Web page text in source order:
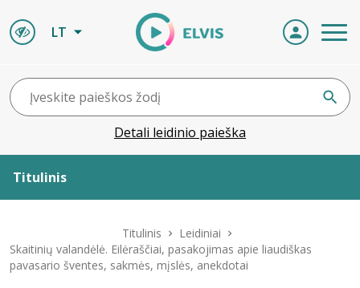
LT
Detali leidinio paieška
Titulinis
Leidiniai
Titulinis
Leidiniai
Skaitinių valandėlė. Eilėraščiai, pasakojimas apie liaudiškas
pavasario šventes, sakmės, mįslės, anekdotai